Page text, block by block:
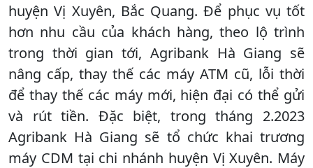
huyện Vị Xuyên, Bắc Quang. Để phục vụ tốt
hơn nhu cầu của khách hàng, theo lộ trình
trong thời gian tới, Agribank Hà Giang sẽ
nâng cấp, thay thế các máy ATM cũ, lỗi thời
để thay thế các máy mới, hiện đại có thể gửi
và rút tiền. Đặc biệt, trong tháng 2.2023
Agribank Hà Giang sẽ tổ chức khai trương
máy CDM tại chi nhánh huyện Vị Xuyên. Máy